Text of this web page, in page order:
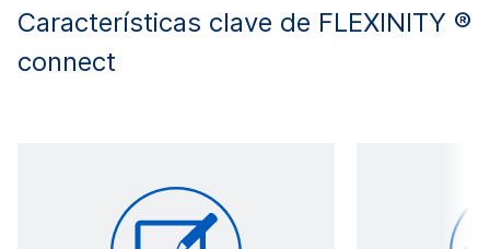
Características clave de FLEXINITY ®
connect